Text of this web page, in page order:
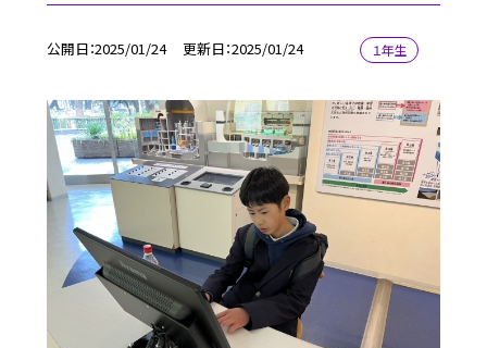
公開日 2025/01/24 更新日 2025/01/24 １年生